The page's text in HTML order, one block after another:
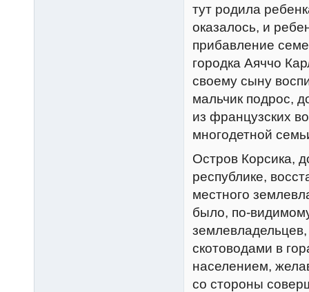
тут родила
оказалось, и
прибавление
городка Аяччо
своему сыну
мальчик подрос,
из французских
многодетной
Остров Корсика,
республике,
местного
было, по-
скотоводами в
населением,
со стороны